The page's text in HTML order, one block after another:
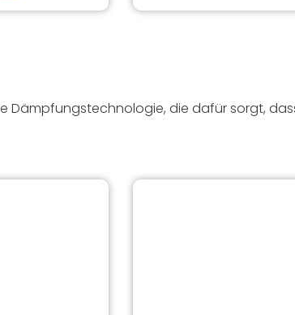
Dämpfungstechnologie, die dafür sorgt,